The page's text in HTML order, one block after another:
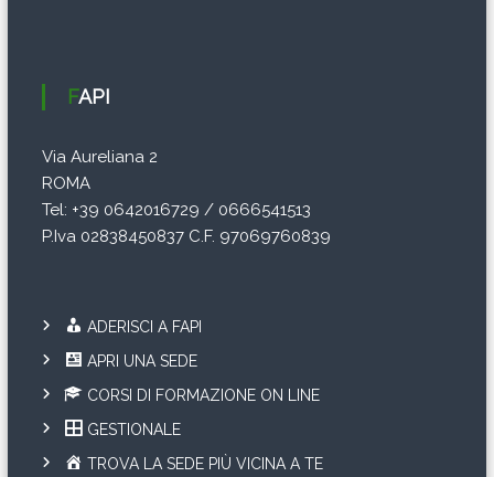
o
FAPI
Via Aureliana 2
ROMA
Tel: +39 0642016729 / 0666541513
P.Iva 02838450837 C.F. 97069760839
ADERISCI A FAPI
APRI UNA SEDE
CORSI DI FORMAZIONE ON LINE
GESTIONALE
TROVA LA SEDE PIÙ VICINA A TE